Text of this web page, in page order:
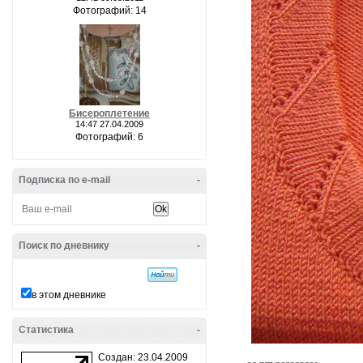
Фотографий: 14
Бисероплетение
14:47 27.04.2009
Фотографий: 6
-
Подписка по e-mail
-
Поиск по дневнику
в этом дневнике
-
Статистика
Создан: 23.04.2009